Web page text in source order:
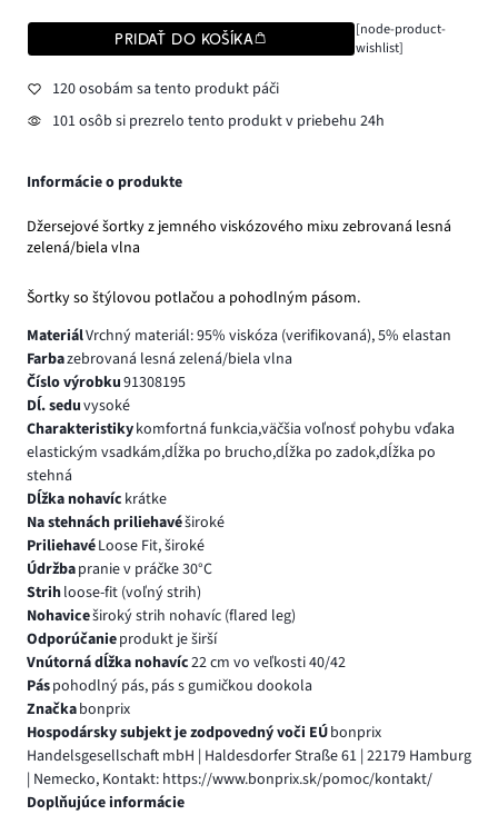
PRIDAŤ DO KOŠÍKA
[node-product-
wishlist]
120 osobám sa tento produkt páči
101 osôb si prezrelo tento produkt v priebehu 24h
Informácie o produkte
Džersejové šortky z jemného viskózového mixu zebrovaná lesná
zelená/biela vlna
Šortky so štýlovou potlačou a pohodlným pásom.
MateriálVrchný materiál: 95% viskóza (verifikovaná), 5% elastan
Farbazebrovaná lesná zelená/biela vlna
Číslo výrobku91308195
Dĺ. seduvysoké
Charakteristikykomfortná funkcia,väčšia voľnosť pohybu vďaka
elastickým vsadkám,dĺžka po brucho,dĺžka po zadok,dĺžka po
stehná
Dĺžka nohavíc krátke
Na stehnách priliehavéširoké
PriliehavéLoose Fit, široké
Údržbapranie v práčke 30°C
Strihloose-fit (voľný strih)
Nohaviceširoký strih nohavíc (flared leg)
Odporúčanieprodukt je širší
Vnútorná dĺžka nohavíc22 cm vo veľkosti 40/42
Páspohodlný pás, pás s gumičkou dookola
Značkabonprix
Hospodársky subjekt je zodpovedný voči EÚbonprix
Handelsgesellschaft mbH | Haldesdorfer Straße 61 | 22179 Hamburg
| Nemecko, Kontakt: https://www.bonprix.sk/pomoc/kontakt/
Doplňujúce informácie